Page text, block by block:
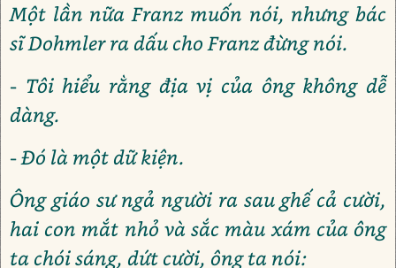
Một lần nữa Franz muốn nói, nhưng bác
sĩ Dohmler ra dấu cho Franz đừng nói.
- Tôi hiểu rằng địa vị của ông không dễ
dàng.
- Đó là một dữ kiện.
Ông giáo sư ngả người ra sau ghế cả cười,
hai con mắt nhỏ và sắc màu xám của ông
ta chói sáng, dứt cười, ông ta nói: